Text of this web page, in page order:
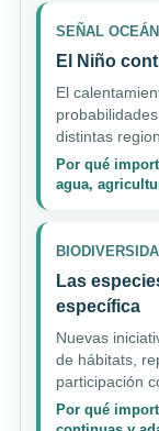
SEÑAL
El Niño
El
distintas
Por qué
agua,
Las
específica
Nuevas
de hábitats,
participación
Por qué